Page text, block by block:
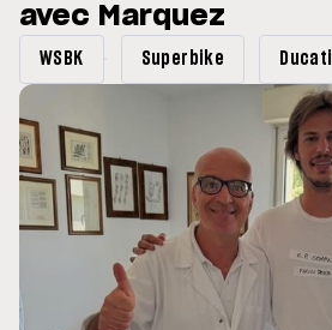
: Horaires et
du GP de Grande-
avec Marquez
WSBK Superbike Ducati